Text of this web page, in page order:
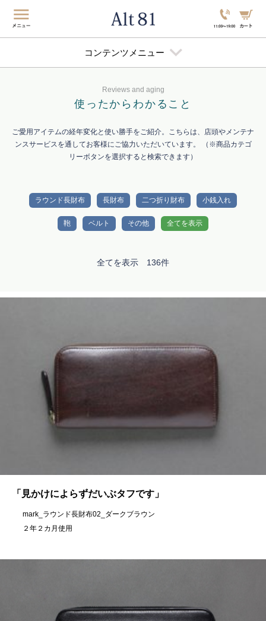
コンテンツメニュー
Reviews and aging
使ったから わかること
ご愛用アイテムの経年変化と使い勝手をご紹介。こちらは、店頭やメンテナ
ンスサービスを通してお客様にご協力いただいています。 （※商品カテゴ
リーボタンを選択すると検索できます）
ラウンド長財布 長財布 二つ折り財布 小銭入れ
鞄 ベルト その他 全てを表示
全てを表示 136件
「見かけによらずだいぶタフです」
mark_ラウンド長財布02_ダークブラウン
２年２カ月使用